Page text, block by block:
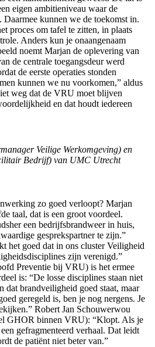
eigen ambitieniveau waar de
Daarmee kunnen we de toekomst in.
proces om tafel te zitten, in plaats
Anders kun je onaangenaam
noemt Marjan de oplevering van
de centrale toegangsdeur werd
de eerste operaties stonden
kunnen we nu voorkomen,” aldus
weg dat de VRU moet blijven
en dat houdt iedereen
Veilige Werkomgeving) en
Bedrijf) van UMC Utrecht
zo goed verloopt? Marjan
taal, dat is een groot voordeel.
een bedrijfsbrandweer in huis,
gesprekspartner te zijn.”
het goed dat in ons cluster Veiligheid
zijn verenigd.”
Preventie bij VRU) is het ermee
is: “De losse disciplines staan niet
dat brandveiligheid goed staat, maar
geregeld is, ben je nog nergens. Je
Robert Jan Schouwerwou
GHOR binnen VRU): “Klopt. Als je
gefragmenteerd verhaal. Dat leidt
de patiënt niet beter van.”